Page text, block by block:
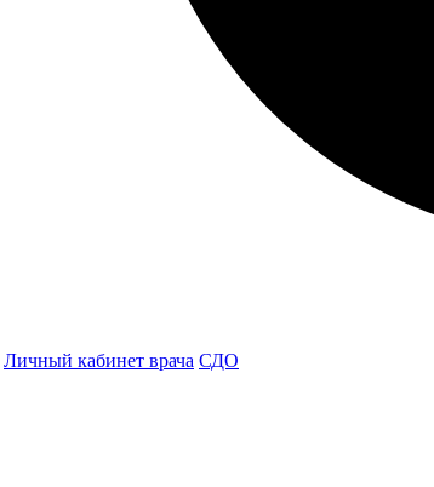
Личный кабинет врача СДО